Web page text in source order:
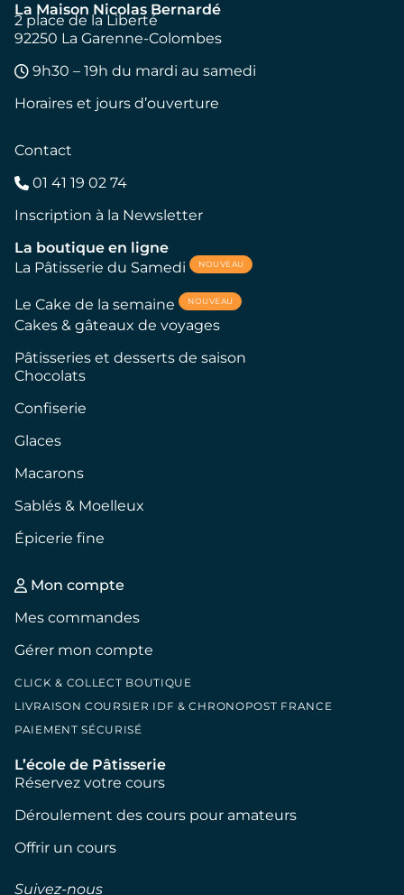
La Maison Nicolas Bernardé
2 place de la Liberté
92250 La Garenne-Colombes
9h30 – 19h du mardi au samedi
Horaires et jours d’ouverture
Contact
01 41 19 02 74
Inscription à la Newsletter
La boutique en ligne
La Pâtisserie du Samedi
NOUVEAU
Le Cake de la semaine NOUVEAU
Cakes & gâteaux de voyages
Pâtisseries et desserts de saison
Chocolats
Confiserie
Glaces
Macarons
Sablés & Moelleux
Épicerie fine
Mon compte
Mes commandes
Gérer mon compte
CLICK & COLLECT BOUTIQUE
LIVRAISON COURSIER IDF & CHRONOPOST FRANCE
PAIEMENT SÉCURISÉ
L’école de Pâtisserie
Réservez votre cours
Déroulement des cours pour amateurs
Offrir un cours
Suivez-nous